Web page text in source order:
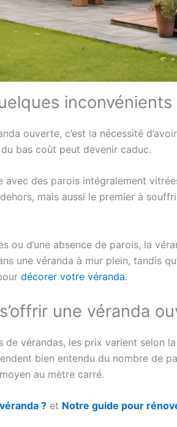
ouverte, c’est la nécessité
bas coût peut devenir caduc.
des parois intégralement
mais aussi le premier à
ou d’une absence de parois, la
une véranda à mur plein, tandis
décorer votre véranda.
une véranda
vérandas, les prix varient selon
bien entendu du nombre de
au mètre carré.
? et Notre guide pour